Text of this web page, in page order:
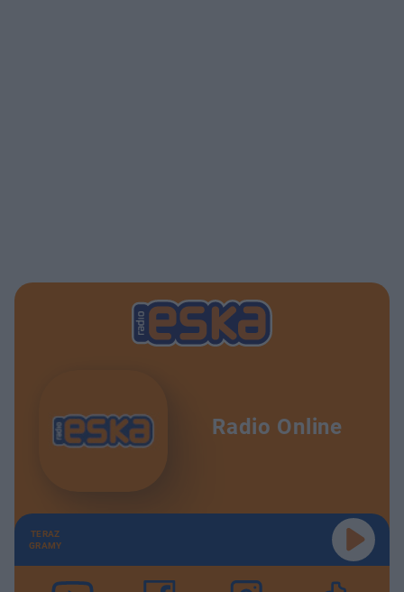
Radio Online
TERAZ
GRAMY